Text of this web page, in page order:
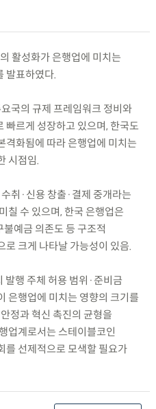
활성화가 은행업에 미치는
발표하였다.
국의 규제 프레임워크 정비와
빠르게 성장하고 있으며, 한국도
격화됨에 따라 은행업에 미치는
시점임.
취·신용 창출·결제 중개라는
칠 수 있으며, 한국 은행업은
예금 의존도 등 구조적
로 크게 나타날 가능성이 있음.
발행 주체 허용 범위·준비금
은행업에 미치는 영향의 크기를
정과 혁신 촉진의 균형을
업계로서는 스테이블코인
를 선제적으로 모색할 필요가